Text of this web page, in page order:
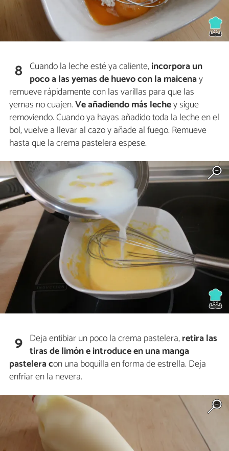
8 Cuando la leche esté ya caliente,incorpora un
poco a las yemas de huevo con la maicenay
remueve rápidamente con las varillas para que las
yemas no cuajen.Ve añadiendo más lechey sigue
removiendo. Cuando ya hayas añadido toda la leche en el
bol, vuelve a llevar al cazo y añade al fuego. Remueve
hasta que la crema pastelera espese.
9 Deja entibiar un poco la crema pastelera,retira las
tiras de limón e introduce en una manga
pastelera con una boquilla en forma de estrella. Deja
enfriar en la nevera.